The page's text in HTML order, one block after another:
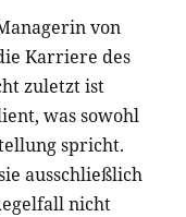
von
Karriere des
zuletzt ist
was sowohl
spricht.
ausschließlich
nicht